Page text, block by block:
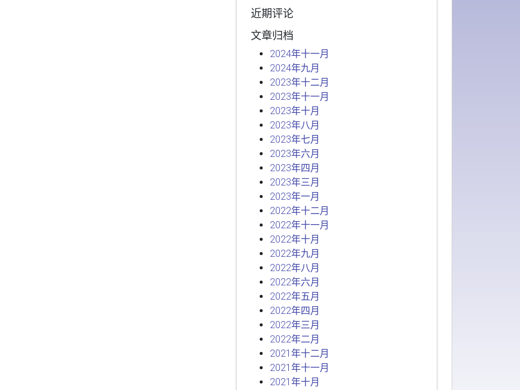
近期评论
文章归档
2024年十一月
2024年九月
2023年十二月
2023年十一月
2023年十月
2023年八月
2023年七月
2023年六月
2023年四月
2023年三月
2023年一月
2022年十二月
2022年十一月
2022年十月
2022年九月
2022年八月
2022年六月
2022年五月
2022年四月
2022年三月
2022年二月
2021年十二月
2021年十一月
2021年十月